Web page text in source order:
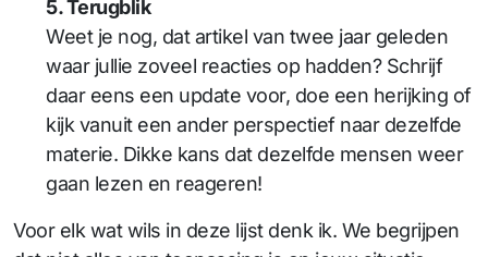
5. Terugblik
Weet je nog, dat artikel van twee jaar geleden
waar jullie zoveel reacties op hadden? Schrijf
daar eens een update voor, doe een herijking of
kijk vanuit een ander perspectief naar dezelfde
materie. Dikke kans dat dezelfde mensen weer
gaan lezen en reageren!
Voor elk wat wils in deze lijst denk ik. We begrijpen